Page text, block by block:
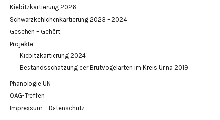
Kiebitzkartierung 2026
Schwarzkehlchenkartierung 2023 – 2024
Gesehen – Gehört
Projekte
Kiebitzkartierung 2024
Bestandsschätzung der Brutvogelarten im Kreis Unna 2019
Phänologie UN
OAG-Treffen
Impressum – Datenschutz